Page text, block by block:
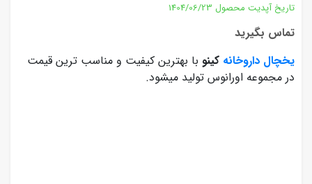
تاریخ آپدیت محصول 1404/06/23
تماس بگیرید
یخچال داروخانه کینو با بهترین کیفیت و مناسب ترین قیمت
در مجموعه اورانوس تولید میشود.